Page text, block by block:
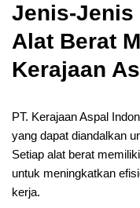
Jenis-Jenis
Alat Berat
Kerajaan
PT. Kerajaan Aspal
yang dapat diandalkan
Setiap alat berat
untuk meningkatkan
kerja.